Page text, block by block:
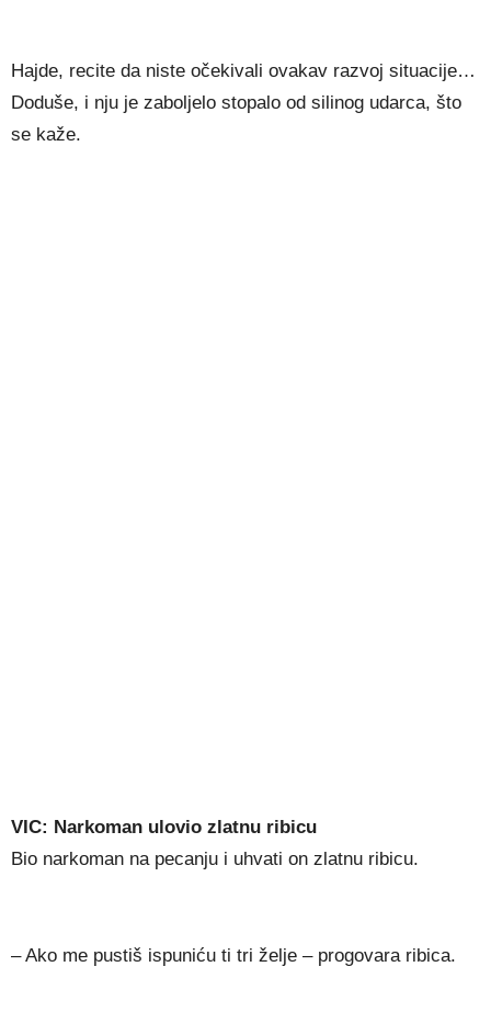
Hajde, recite da niste očekivali ovakav razvoj situacije…
Doduše, i nju je zaboljelo stopalo od silinog udarca, što
se kaže.
VIC: Narkoman ulovio zlatnu ribicu
Bio narkoman na pecanju i uhvati on zlatnu ribicu.
– Ako me pustiš ispuniću ti tri želje – progovara ribica.